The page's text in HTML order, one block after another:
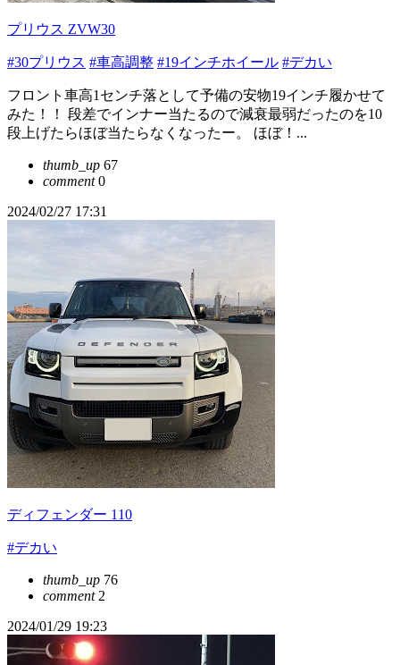
プリウス ZVW30
#30プリウス #車高調整 #19インチホイール #デカい
フロント車高1センチ落として予備の安物19インチ履かせて
みた！！ 段差でインナー当たるので減衰最弱だったのを10
段上げたらほぼ当たらなくなったー。 ほぼ！...
thumb_up 67
comment0
2024/02/27 17:31
ディフェンダー 110
#デカい
thumb_up 76
comment2
2024/01/29 19:23